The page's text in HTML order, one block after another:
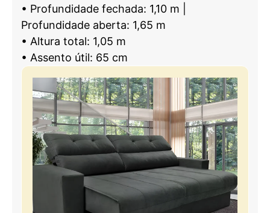
• Profundidade fechada: 1,10 m |
Profundidade aberta: 1,65 m
• Altura total: 1,05 m
• Assento útil: 65 cm